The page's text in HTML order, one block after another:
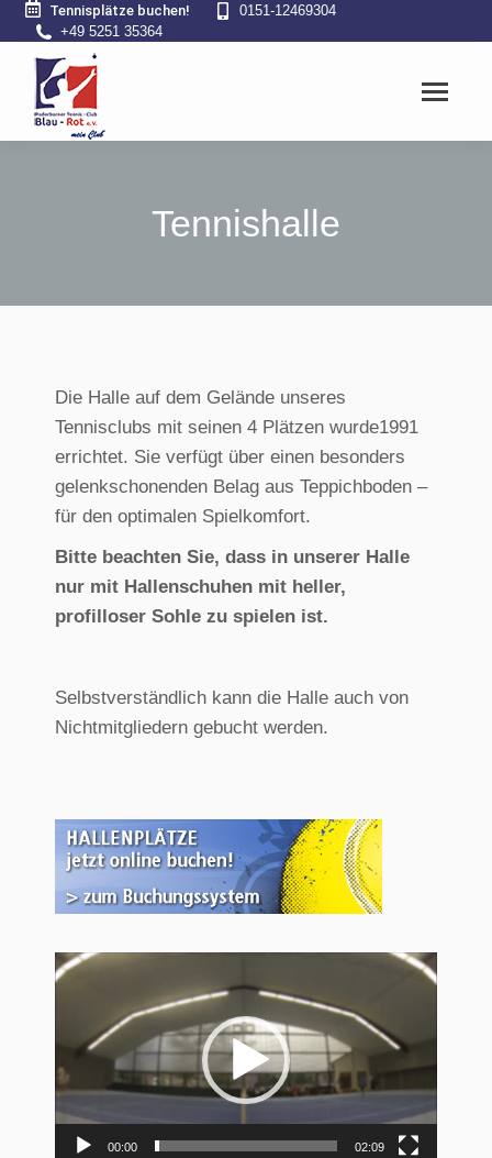
Tennisplätze buchen!
0151-12469304
+49 5251 35364
Tennishalle
Die Halle auf dem Gelände unseres
Tennisclubs mit seinen 4 Plätzen wurde1991
errichtet. Sie verfügt über einen besonders
gelenkschonenden Belag aus Teppichboden –
für den optimalen Spielkomfort.
Bitte beachten Sie, dass in unserer Halle
nur mit Hallenschuhen mit heller,
profilloser Sohle zu spielen ist.
Selbstverständlich kann die Halle auch von
Nichtmitgliedern gebucht werden.
Video-
00:00 02:09